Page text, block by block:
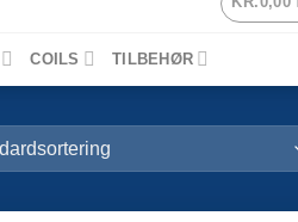
COILS TILBEHØR